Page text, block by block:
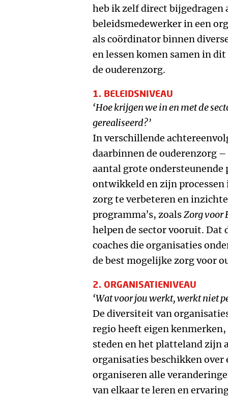
heb ik zelf direct bijgedragen
beleidsmedewerker in een
als coördinator binnen
en lessen komen samen in
de ouderenzorg.
1. BELEIDSNIVEAU
‘Hoe krijgen we in en met de
gerealiseerd?’
In verschillende
daarbinnen de ouderenzorg
aantal grote ondersteunende
ontwikkeld en zijn
zorg te verbeteren en
programma’s, zoalsZorg voor
helpen de sector vooruit. Dat
coaches die organisaties
de best mogelijke zorg voor
2. ORGANISATIENIVEAU
‘Wat voor jou werkt, werkt niet
De diversiteit van
regio heeft eigen
steden en het platteland zijn
organisaties beschikken over
organiseren alle
van elkaar te leren en